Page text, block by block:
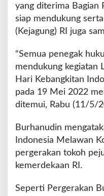
d
o
e
i
a
e
l
a
a
n
o
r
p
yang diterima Bagian
siap mendukung
(Kejagung) RI juga
“Semua penegak
mendukung kegiatan
Hari Kebangkitan
pada 19 Mei 2022
ditemui, Rabu (11/5/
Burhanudin
Indonesia Melawan
pergerakan tokoh
kemerdekaan RI.
Seperti Pergerakan